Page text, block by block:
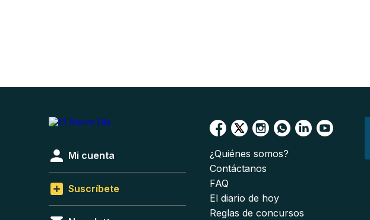
Mi cuenta
Suscríbete
¿Quiénes somos?
Contáctanos
FAQ
El diario de hoy
Reglas de concursos